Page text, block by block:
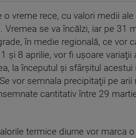
vreme rece, cu valori medii
se va încălzi, iar pe 31
în medie regională, ce vor
8 aprilie, vor fi uşoare variaţii
la începutul şi sfârşitul acestui
vor semnala precipitaţii pe arii
cantitativ între 29
termice diurne vor marca